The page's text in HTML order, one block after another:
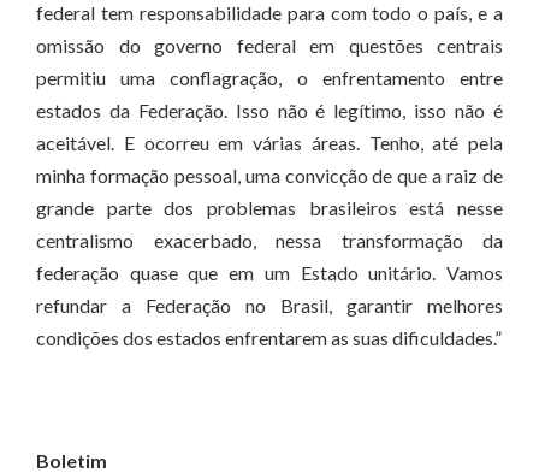
federal tem responsabilidade para com todo o país, e a
omissão do governo federal em questões centrais
permitiu uma conflagração, o enfrentamento entre
estados da Federação. Isso não é legítimo, isso não é
aceitável. E ocorreu em várias áreas. Tenho, até pela
minha formação pessoal, uma convicção de que a raiz de
grande parte dos problemas brasileiros está nesse
centralismo exacerbado, nessa transformação da
federação quase que em um Estado unitário. Vamos
refundar a Federação no Brasil, garantir melhores
condições dos estados enfrentarem as suas dificuldades.”
Boletim